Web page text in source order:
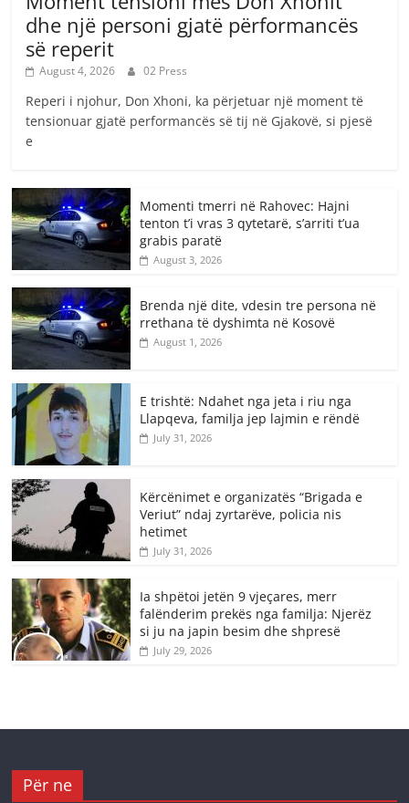
dhe një personi gjatë përformancës
së reperit
August 4, 2026 02 Press
Reperi i njohur, Don Xhoni, ka përjetuar një moment të
tensionuar gjatë performancës së tij në Gjakovë, si pjesë
e
Momenti tmerri në Rahovec: Hajni
tenton t’i vras 3 qytetarë, s’arriti t’ua
grabis paratë
August 3, 2026
Brenda një dite, vdesin tre persona në
rrethana të dyshimta në Kosovë
August 1, 2026
E trishtë: Ndahet nga jeta i riu nga
Llapqeva, familja jep lajmin e rëndë
July 31, 2026
Kërcënimet e organizatës “Brigada e
Veriut” ndaj zyrtarëve, policia nis
hetimet
July 31, 2026
Ia shpëtoi jetën 9 vjeçares, merr
falënderim prekës nga familja: Njerëz
si ju na japin besim dhe shpresë
July 29, 2026
Për ne